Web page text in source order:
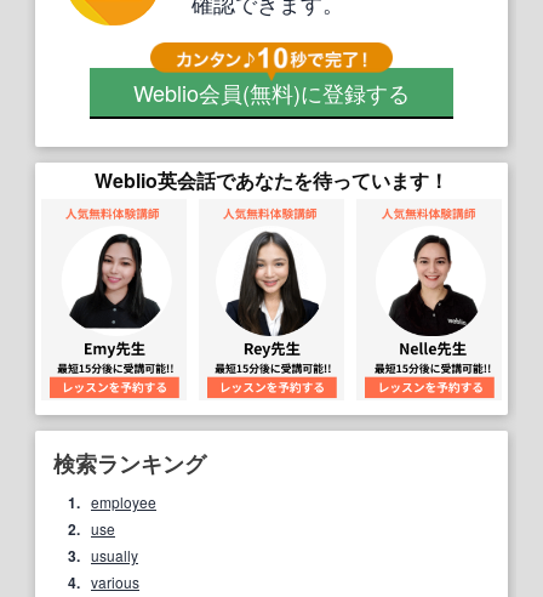
Weblio会員(無料)に登録する
Weblio英会話であなたを待っています！
検索ランキング
1. employee
2. use
3. usually
4. various